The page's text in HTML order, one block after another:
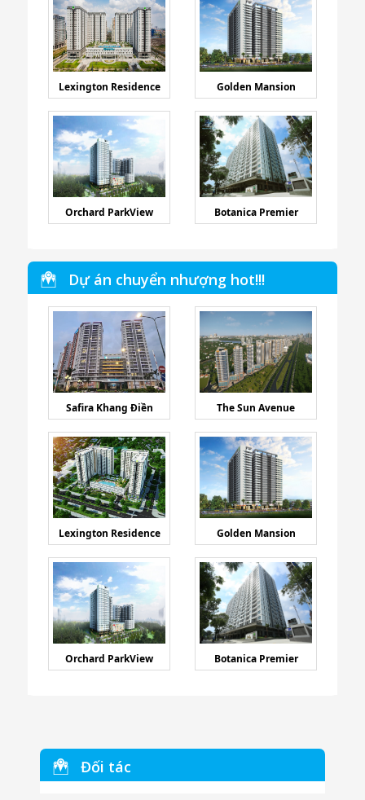
Lexington Residence Golden Mansion
Orchard ParkView Botanica Premier
Dự án chuyển nhượng hot!!!
Safira Khang Điền The Sun Avenue
Lexington Residence Golden Mansion
Orchard ParkView Botanica Premier
Đối tác